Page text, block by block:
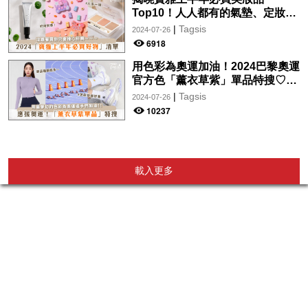
Top10！人人都有的氣墊、定妝噴
霧、保養品～幫你找到最值得入手
的好物♡
2024-07-26| Tagsis
6918
用色彩為奧運加油！2024巴黎奧運
官方色「薰衣草紫」單品特搜♡讓
你從頭到腳、隨時充滿奧運氛圍～
2024-07-26| Tagsis
10237
載入更多